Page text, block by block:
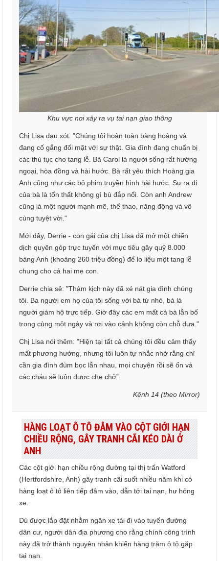
Khu vực nơi xảy ra vụ tai nạn giao thông
Chị Lisa đau xót: "Chúng tôi hoàn toàn bàng hoàng và
đang cố gắng đối mặt với sự thật. Gia đình đang chuẩn bị
các thủ tục cho tang lễ. Bà Carol là người sống rất hướng
ngoại, hòa đồng và hài hước. Bà rất yêu thích Hoàng gia
Anh cũng như các bộ phim truyền hình hài hước. Sự ra đi
của bà là tổn thất không gì bù đắp nổi. Còn anh Andrew
cũng là một người mạnh mẽ, thể thao, năng động và vô
cùng tuyệt vời."
Mới đây, Derrie - con gái của chị Lisa đã mở một chiến
dịch quyên góp trực tuyến với mục tiêu gây quỹ 8.000
bảng Anh (khoảng 260 triệu đồng) để lo liệu một tang lễ
chung cho cả hai mẹ con.
Derrie chia sẻ: "Thảm kịch này đã xé nát gia đình chúng
tôi. Ba người em họ của tôi sống với bà từ nhỏ, bà là
người giám hộ trực tiếp. Giờ đây các em mất cả bà lẫn bố
trong cùng một ngày và rơi vào cảnh không còn chỗ dựa."
Chị Lisa nói thêm: "Hiện tại tất cả chúng tôi đều cảm thấy
mất phương hướng, nhưng tôi luôn tự nhắc nhở rằng chỉ
cần gia đình đùm bọc lẫn nhau, mọi chuyện rồi sẽ ổn và
các cháu sẽ luôn được che chở”.
Kênh 14 (theo Mirror)
HÀNG LOẠT Ô TÔ ĐÂM VÀO CỘT GIỚI HẠN
CHIỀU RỘNG, GÂY TRANH CÃI KÉO DÀI Ở
ANH
Các cột giới hạn chiều rộng đường tại thị trấn Watford
(Hertfordshire, Anh) gây tranh cãi suốt nhiều năm khi có
hàng loạt ô tô liên tiếp đâm vào, dẫn tới tai nạn, hư hỏng
xe.
Dù được lắp đặt nhằm ngăn xe tải đi vào tuyến đường
dân cư, người dân địa phương cho rằng chính công trình
này đã trở thành nguyên nhân khiến hàng trăm ô tô gặp
tai nạn.